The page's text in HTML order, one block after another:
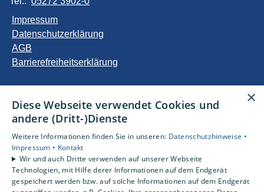
Impressum
Datenschutzerklärung
AGB
Barrierefreiheitserklärung
Privatkunden
Gewerbekunden
Karriere
Unternehmen
Kontakt
×
Diese Webseite verwendet Cookies und
andere (Dritt-)Dienste
Weitere Informationen finden Sie in unseren: Datenschutzhinweise •
Impressum • Kontakt
Wir und auch Dritte verwenden auf unserer Webseite
Technologien, mit Hilfe derer Informationen auf dem Endgerät
gespeichert werden bzw. auf solche Informationen auf dem Endgerät